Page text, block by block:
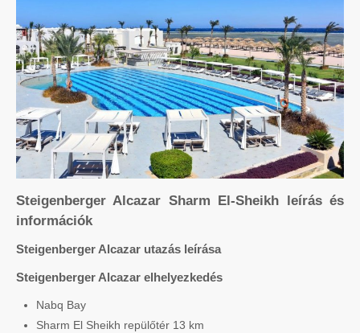
Steigenberger Alcazar Sharm El-Sheikh leírás és
információk
Steigenberger Alcazar utazás leírása
Steigenberger Alcazar elhelyezkedés
Nabq Bay
Sharm El Sheikh repülőtér 13 km